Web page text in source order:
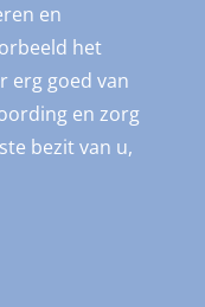
en
het
erg goed van
en zorg
bezit van u,